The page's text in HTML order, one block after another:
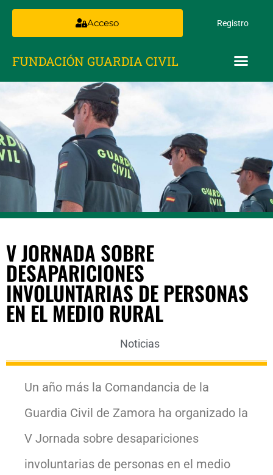
Acceso Registro
FUNDACIÓN GUARDIA CIVIL
V JORNADA SOBRE
DESAPARICIONES
INVOLUNTARIAS DE PERSONAS
EN EL MEDIO RURAL
Noticias
Un año más la Comandancia de la
Guardia Civil de Zamora ha organizado la
V Jornada sobre desapariciones
involuntarias de personas en el medio